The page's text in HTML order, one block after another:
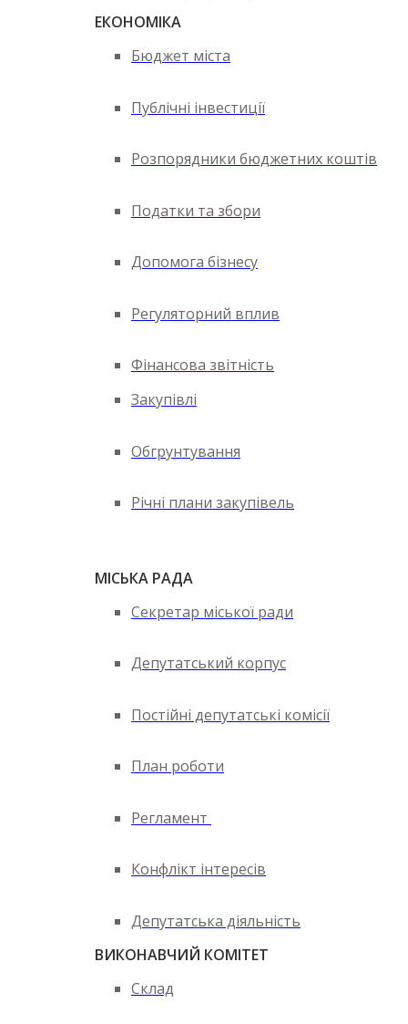
ЕКОНОМІКА
Бюджет міста
Публічні інвестиції
Розпорядники бюджетних коштів
Податки та збори
Допомога бізнесу
Регуляторний вплив
Фінансова звітність
Закупівлі
Обгрунтування
Річні плани закупівель
МІСЬКА РАДА
Секретар міської ради
Депутатський корпус
Постійні депутатські комісії
План роботи
Регламент
Конфлікт інтересів
Депутатська діяльність
ВИКОНАВЧИЙ КОМІТЕТ
Склад